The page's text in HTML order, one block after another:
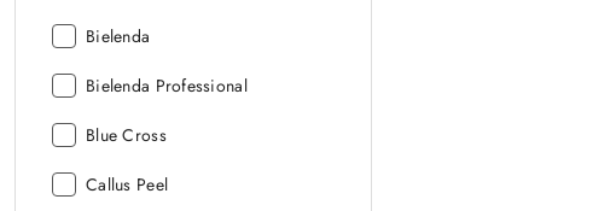
Marka:
Bielenda
Marka:
Bielenda Professional
Marka:
Blue Cross
Marka:
Callus Peel